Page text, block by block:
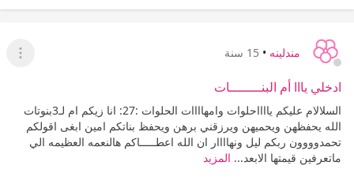
مندلينه • 15 سنة
عرض
ادخلي يااا أم البنــــــــات
السلالام عليكم يااااحلوات وامهاااات الحلوات :27: انا زيكم ام لـ3بنوتات
الله يحفظهن ويحميهن ويرزقني برهن ويحفظ بناتكم امين ابغى اقولكم
تحمدوووون ربكم ليل ونهاااار ان الله اعطـــــاكم هالنعمه العظيمه الي
ماتعرفين قيمتها الابعد... المزيد